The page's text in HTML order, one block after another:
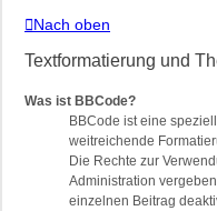
Nach oben
Textformatierung und
Was ist BBCode?
BBCode ist eine
weitreichende
Die Rechte zur
Administration
einzelnen Beitrag